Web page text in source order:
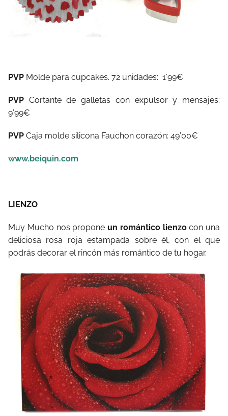
PVP Molde para cupcakes. 72 unidades: 1’99€
PVP Cortante de galletas con expulsor y mensajes:
9’99€
PVP Caja molde silicona Fauchon corazón: 49’00€
www.beiquin.com
LIENZO
Muy Mucho nos propone un romántico lienzocon una
deliciosa rosa roja estampada sobre él, con el que
podrás decorar el rincón más romántico de tu hogar.